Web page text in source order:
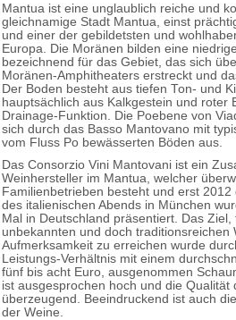
Mantua ist eine unglaublich reiche und
gleichnamige Stadt Mantua, einst
und einer der gebildetsten und
Europa. Die Moränen bilden eine
bezeichnend für das Gebiet, das sich
Moränen-Amphitheaters erstreckt und
Der Boden besteht aus tiefen Ton- und
hauptsächlich aus Kalkgestein und roter
Drainage-Funktion. Die Poebene von
sich durch das Basso Mantovano mit
vom Fluss Po bewässerten Böden aus.
Das Consorzio Vini Mantovani ist ein
Weinhersteller im Mantua, welcher
Familienbetrieben besteht und erst
des italienischen Abends in München
Mal in Deutschland präsentiert. Das Ziel,
unbekannten und doch traditionsreichen
Aufmerksamkeit zu erreichen wurde
Leistungs-Verhältnis mit einem
fünf bis acht Euro, ausgenommen
ist ausgesprochen hoch und die Qualität
überzeugend. Beeindruckend ist auch
der Weine.